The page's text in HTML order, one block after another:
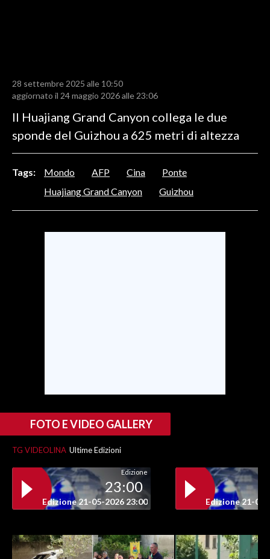
SPORT
RISULTATI E CLASSIFICHE
SARDI NEL MONDO
NOTIZIE
EVENTI
#CARAUNIONE
3 MINUTI CON
INSULARITÀ
28 settembre 2025 alle 10:50
aggiornato il 24 maggio 2026 alle 23:06
Il Huajiang Grand Canyon collega le due
sponde del Guizhou a 625 metri di altezza
Tags: Mondo AFP Cina
Ponte
Huajiang Grand Canyon
Guizhou
FOTO E VIDEO GALLERY
TG VIDEOLINA Ultime Edizioni
Edizione
23:00
Edizione 21-05-2026 23:00 Edizione 21-05-